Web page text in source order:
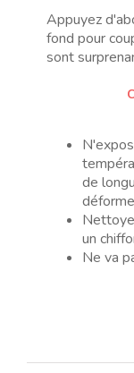
Appuyez
fond pour
sont
de
un
Ne va